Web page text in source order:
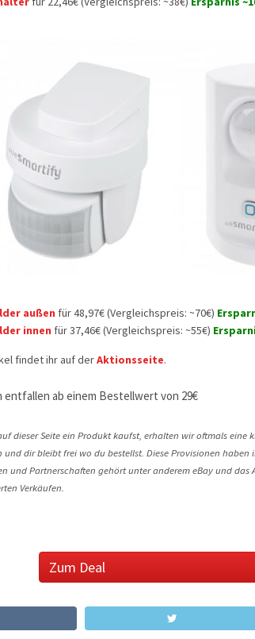
außen für 48,97€ (Vergleichspreis: ~70€)
innen für 37,46€ (Vergleichspreis: ~55€)
findet ihr auf derAktionsseite.
entfallen ab einem Bestellwert von 29€
dieser Seite ein Produkt kaufst, erhalten wir oftmals eine
und dir bleibt frei wo du bestellst. Diese Provisionen haben
und Partnerschaften gehört unter anderem eBay und das
Verkäufen.
Zum Deal